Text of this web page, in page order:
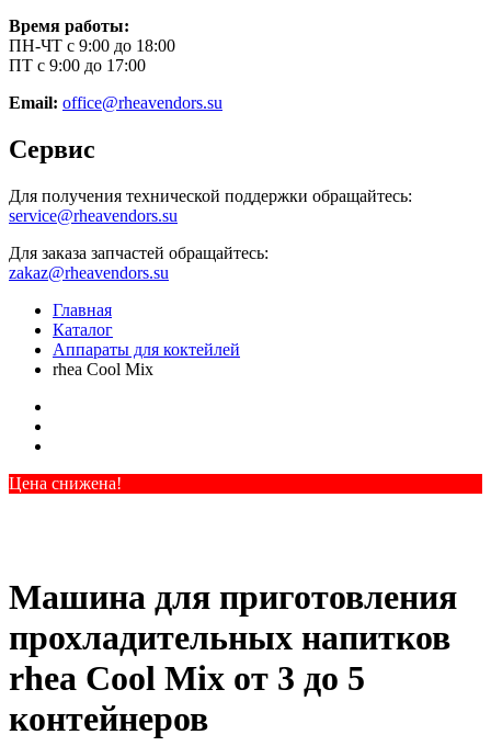
Время работы:
ПН-ЧТ с 9:00 до 18:00
ПТ с 9:00 до 17:00
Email: office@rheavendors.su
Сервис
Для получения технической поддержки обращайтесь:
service@rheavendors.su
Для заказа запчастей обращайтесь:
zakaz@rheavendors.su
Главная
Каталог
Аппараты для коктейлей
rhea Cool Mix
Цена снижена!
Машина для приготовления
прохладительных напитков
rhea Cool Mix от 3 до 5
контейнеров